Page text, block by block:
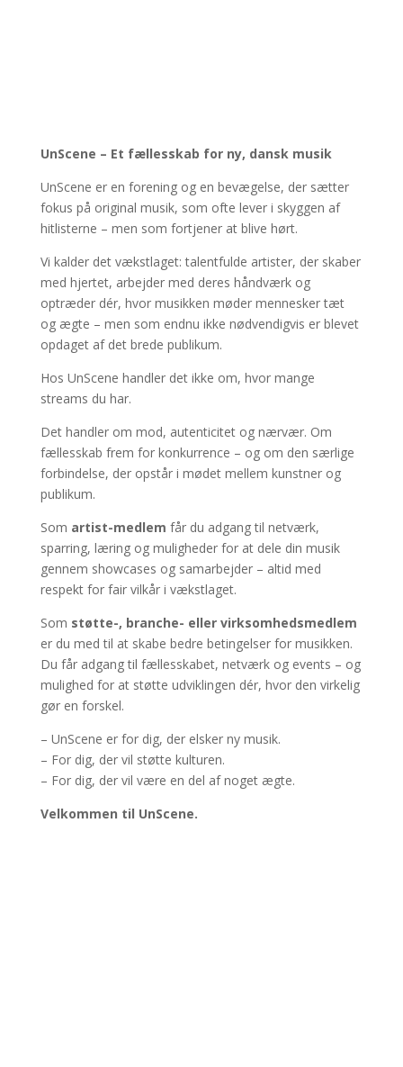
UnScene – Et fællesskab for ny, dansk musik
UnScene er en forening og en bevægelse, der sætter
fokus på original musik, som ofte lever i skyggen af
hitlisterne – men som fortjener at blive hørt.
Vi kalder det vækstlaget: talentfulde artister, der skaber
med hjertet, arbejder med deres håndværk og
optræder dér, hvor musikken møder mennesker tæt
og ægte – men som endnu ikke nødvendigvis er blevet
opdaget af det brede publikum.
Hos UnScene handler det ikke om, hvor mange
streams du har.
Det handler om mod, autenticitet og nærvær. Om
fællesskab frem for konkurrence – og om den særlige
forbindelse, der opstår i mødet mellem kunstner og
publikum.
Som artist-medlem får du adgang til netværk,
sparring, læring og muligheder for at dele din musik
gennem showcases og samarbejder – altid med
respekt for fair vilkår i vækstlaget.
Som støtte-, branche- eller virksomhedsmedlem
er du med til at skabe bedre betingelser for musikken.
Du får adgang til fællesskabet, netværk og events – og
mulighed for at støtte udviklingen dér, hvor den virkelig
gør en forskel.
– UnScene er for dig, der elsker ny musik.
– For dig, der vil støtte kulturen.
– For dig, der vil være en del af noget ægte.
Velkommen til UnScene.